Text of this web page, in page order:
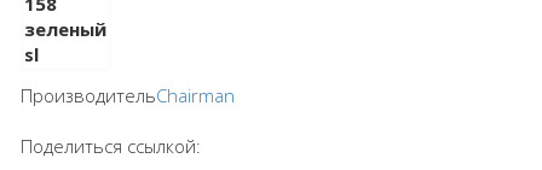
ПроизводительChairman
Поделиться ссылкой: